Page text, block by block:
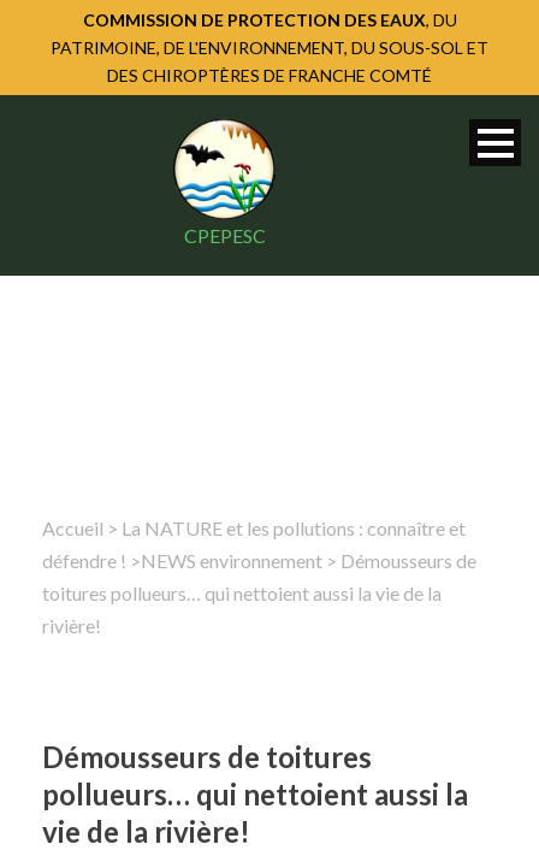
COMMISSION DE PROTECTION DES EAUX, DU
PATRIMOINE, DE L'ENVIRONNEMENT, DU SOUS-SOL ET
DES CHIROPTÈRES DE FRANCHE COMTÉ
CPEPESC
Rechercher
Accueil > La NATURE et les pollutions : connaître et
défendre ! >NEWS environnement > Démousseurs de
toitures pollueurs… qui nettoient aussi la vie de la
rivière!
Démousseurs de toitures
pollueurs… qui nettoient aussi la
vie de la rivière!